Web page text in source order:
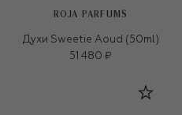
ROJA PARFUMS
Духи Sweetie Aoud (50ml)
51 480 ₽